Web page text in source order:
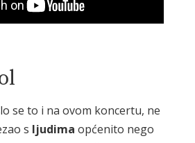
se to i na ovom koncertu, ne
s ljudima općenito nego